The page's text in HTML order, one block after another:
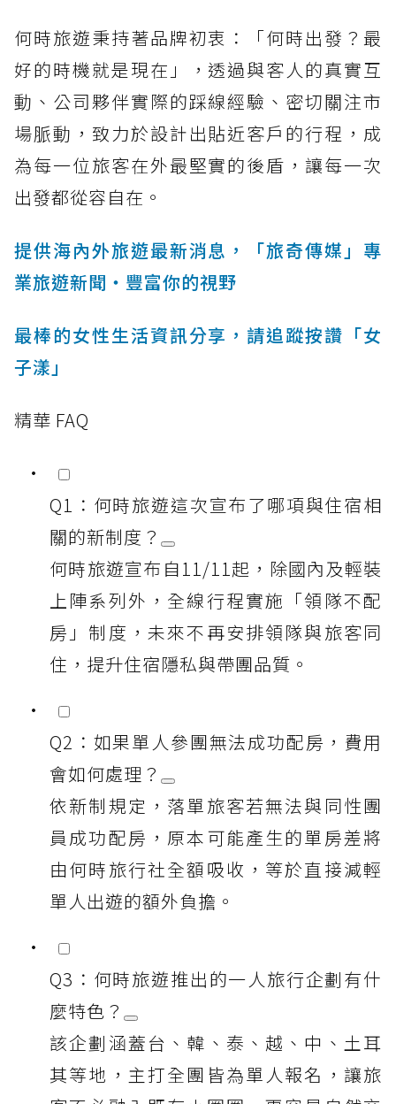
何時旅遊秉持著品牌初衷：「何時出發？最
好的時機就是現在」，透過與客人的真實互
動、公司夥伴實際的踩線經驗、密切關注市
場脈動，致力於設計出貼近客戶的行程，成
為每一位旅客在外最堅實的後盾，讓每一次
出發都從容自在。
提供海內外旅遊最新消息，「旅奇傳媒」專
業旅遊新聞‧豐富你的視野
最棒的女性生活資訊分享，請追蹤按讚「女
子漾」
精華 FAQ
Q1：何時旅遊這次宣布了哪項與住宿相
關的新制度？
何時旅遊宣布自11/11起，除國內及輕裝
上陣系列外，全線行程實施「領隊不配
房」制度，未來不再安排領隊與旅客同
住，提升住宿隱私與帶團品質。
Q2：如果單人參團無法成功配房，費用
會如何處理？
依新制規定，落單旅客若無法與同性團
員成功配房，原本可能產生的單房差將
由何時旅行社全額吸收，等於直接減輕
單人出遊的額外負擔。
Q3：何時旅遊推出的一人旅行企劃有什
麼特色？
該企劃涵蓋台、韓、泰、越、中、土耳
其等地，主打全團皆為單人報名，讓旅